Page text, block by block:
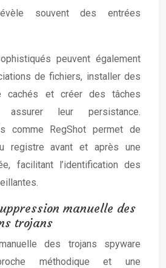
souvent des entrées
peuvent également
de fichiers, installer des
cachés et créer des tâches
assurer leur persistance.
comme RegShot permet de
registre avant et après une
facilitant l’identification des
manuelle des
trojans
des trojans spyware
méthodique et une